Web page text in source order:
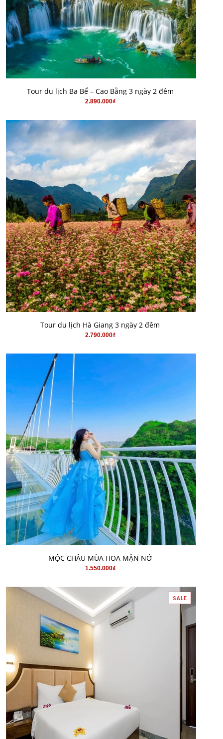
MUA HÀNG
Tour du lịch Ba Bể – Cao Bằng 3 ngày 2 đêm
2.890.000₫
MUA HÀNG
Tour du lịch Hà Giang 3 ngày 2 đêm
2.790.000₫
MUA HÀNG
MỘC CHÂU MÙA HOA MẬN NỞ
1.550.000₫
SALE